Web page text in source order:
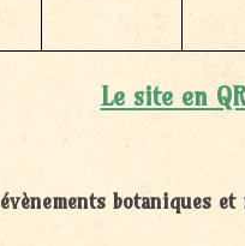
Le site en
botaniques et